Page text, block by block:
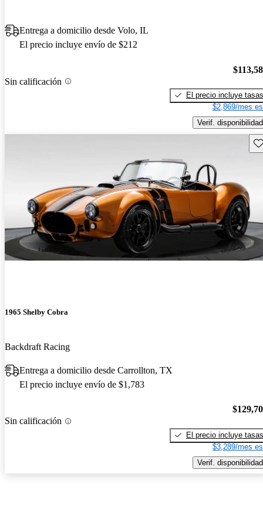
Entrega a domicilio desde Volo, IL
El precio incluye envío de $212
Sin calificación
El precio incluye tasas
$2,869/mes
Verif. disponibilidad
1965 Shelby Cobra
Backdraft Racing
Entrega a domicilio desde Carrollton, TX
El precio incluye envío de $1,783
Sin calificación
El precio incluye tasas
$3,289/mes
Verif. disponibilidad